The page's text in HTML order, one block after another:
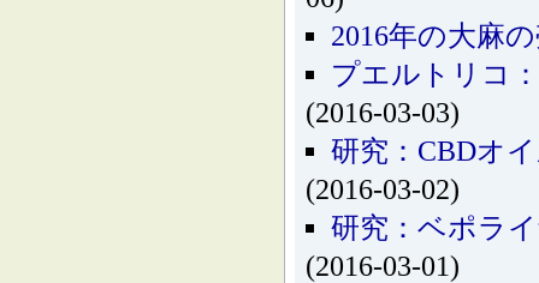
2016年の大麻
プエルトリコ
(2016-03-03)
研究：CBDオ
(2016-03-02)
研究：ベポラ
(2016-03-01)